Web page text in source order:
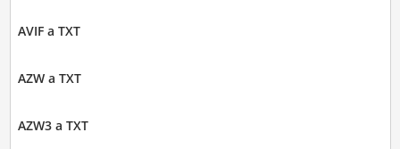
AVIF a TXT
AZW a TXT
AZW3 a TXT